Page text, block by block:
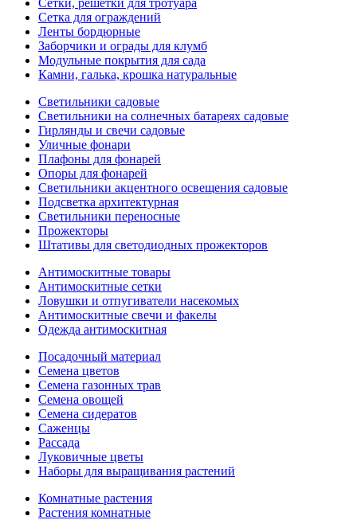
Сетки, решетки для тротуара
Сетка для ограждений
Ленты бордюрные
Заборчики и ограды для клумб
Модульные покрытия для сада
Камни, галька, крошка натуральные
Светильники садовые
Светильники на солнечных батареях садовые
Гирлянды и свечи садовые
Уличные фонари
Плафоны для фонарей
Опоры для фонарей
Светильники акцентного освещения садовые
Подсветка архитектурная
Светильники переносные
Прожекторы
Штативы для светодиодных прожекторов
Антимоскитные товары
Антимоскитные сетки
Ловушки и отпугиватели насекомых
Антимоскитные свечи и факелы
Одежда антимоскитная
Посадочный материал
Семена цветов
Семена газонных трав
Семена овощей
Семена сидератов
Саженцы
Рассада
Луковичные цветы
Наборы для выращивания растений
Комнатные растения
Растения комнатные